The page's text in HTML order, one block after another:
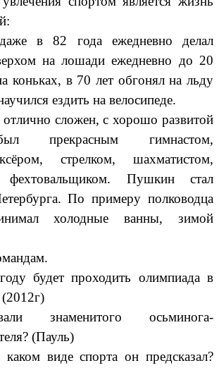
в 82 года ежедневно делал
на лошади ежедневно до 20
коньках, в 70 лет обгонял на льду
ездить на велосипеде.
сложен, с хорошо развитой
прекрасным гимнастом,
стрелком, шахматистом,
Пушкин стал
По примеру полководца
холодные ванны, зимой
будет проходить олимпиада в
знаменитого осьминога-
(Пауль)
виде спорта он предсказал?